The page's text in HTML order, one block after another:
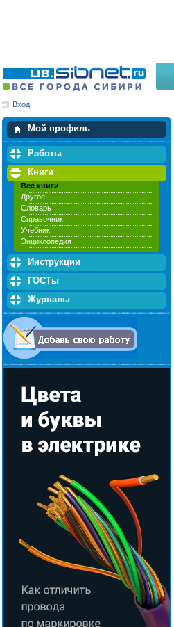
Вход
Мой профиль
Мои закладки
Работы
Книги
Все книги
Другое
Словарь
Справочник
Учебник
Энциклопедия
Инструкции
ГОСТы
Журналы